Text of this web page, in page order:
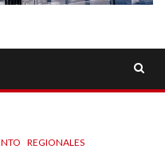
REGIONALES